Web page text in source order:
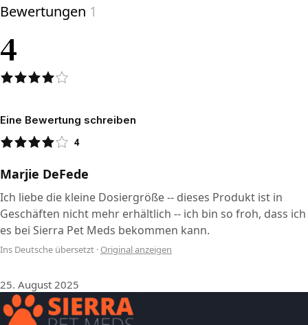
Bewertungen 1
4
Eine Bewertung schreiben
4
Marjie DeFede
Ich liebe die kleine Dosiergröße -- dieses Produkt ist in
Geschäften nicht mehr erhältlich -- ich bin so froh, dass ich
es bei Sierra Pet Meds bekommen kann.
Ins Deutsche übersetzt · Original anzeigen
25. August 2025